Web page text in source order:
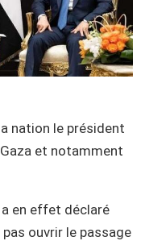
nation le président
et notamment
en effet déclaré
ouvrir le passage